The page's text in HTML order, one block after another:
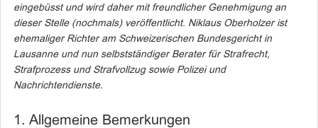
eingebüsst und wird daher mit freundlicher Genehmigung an
dieser Stelle (nochmals) veröffentlicht. Niklaus Oberholzer ist
ehemaliger Richter am Schweizerischen Bundesgericht in
Lausanneund nun selbstständiger Berater für Strafrecht,
Strafprozess und Strafvollzug sowie Polizei und
Nachrichtendienste.
1. Allgemeine Bemerkungen